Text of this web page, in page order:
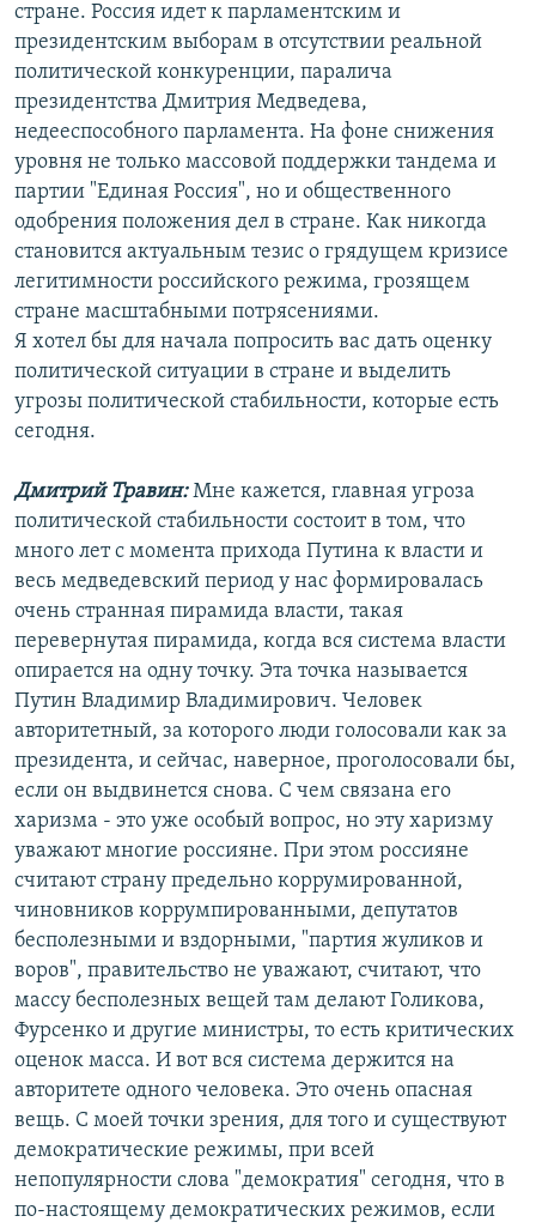
стране. Россия идет к парламентским и
президентским выборам в отсутствии реальной
политической конкуренции, паралича
президентства Дмитрия Медведева,
недееспособного парламента. На фоне снижения
уровня не только массовой поддержки тандема и
партии "Единая Россия", но и общественного
одобрения положения дел в стране. Как никогда
становится актуальным тезис о грядущем кризисе
легитимности российского режима, грозящем
стране масштабными потрясениями.
Я хотел бы для начала попросить вас дать оценку
политической ситуации в стране и выделить
угрозы политической стабильности, которые есть
сегодня.
Дмитрий Травин:Мне кажется, главная угроза
политической стабильности состоит в том, что
много лет с момента прихода Путина к власти и
весь медведевский период у нас формировалась
очень странная пирамида власти, такая
перевернутая пирамида, когда вся система власти
опирается на одну точку. Эта точка называется
Путин Владимир Владимирович. Человек
авторитетный, за которого люди голосовали как за
президента, и сейчас, наверное, проголосовали бы,
если он выдвинется снова. С чем связана его
харизма - это уже особый вопрос, но эту харизму
уважают многие россияне. При этом россияне
считают страну предельно коррумированной,
чиновников коррумпированными, депутатов
бесполезными и вздорными, "партия жуликов и
воров", правительство не уважают, считают, что
массу бесполезных вещей там делают Голикова,
Фурсенко и другие министры, то есть критических
оценок масса. И вот вся система держится на
авторитете одного человека. Это очень опасная
вещь. С моей точки зрения, для того и существуют
демократические режимы, при всей
непопулярности слова "демократия" сегодня, что в
по-настоящему демократических режимов, если